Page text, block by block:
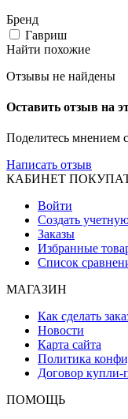
Бренд
Гавриш
Найти похожие
Отзывы не найдены
Оставить отзыв на
Поделитесь мнением
Написать отзыв
КАБИНЕТ
Войти
Создать
Заказы
Избранные
Список
МАГАЗИН
Как сделать
Новости
Карта сайта
Политика
Договор купли-
ПОМОЩЬ